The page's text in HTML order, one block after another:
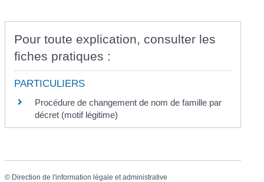
Pour toute explication, consulter les
fiches pratiques :
PARTICULIERS
Procédure de changement de nom de famille par
décret (motif légitime)
© Direction de l'information légale et administrative